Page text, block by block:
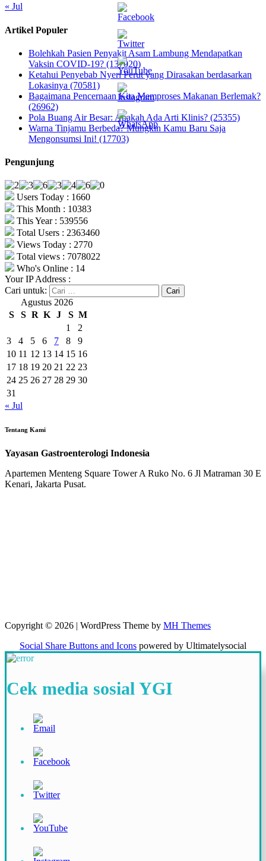
« Jul
Artikel Populer
Bolehkah Pasien Penyakit Asam Lambung Mendapatkan
Vaksin COVID-19? (137020)
Ketahui Penyebab Nyeri Perut yang Dirasakan berdasarkan
Lokasinya (70581)
Bagaimana Pencernaan Kita Memproses Makanan Berlemak?
(26962)
Pola Buang Air Besar: Apakah Ada Arti Klinis? (25355)
Warna Tinjamu Berbeda? Mungkin Kamu Baru Saja
Mengonsumsi Ini! (17703)
Pengunjung
Users Today : 1660
This Month : 10383
This Year : 539556
Total Users : 2363460
Views Today : 2770
Total views : 7078022
Who's Online : 14
Your IP Address :
Cari untuk:
Agustus 2026
S
S R K J S M
1
2
3
4 5 6 7 8
9
10 11 12 13 14 15 16
17 18 19 20 21 22 23
24 25 26 27 28 29 30
31
« Jul
Tentang Kami
Yayasan Gastroenterologi Indonesia
Apartemen Menteng Square Tower A Ruko No. 6 Jl Matraman 30 E
Kenari, Jakarta Pusat.
Copyright © 2026 | WordPress Theme by MH Themes
Social Share Buttons and Icons powered by Ultimatelysocial
Cek media sosial YGI